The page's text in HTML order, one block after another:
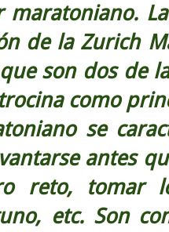
maratoniano.
de la Zurich
son dos de
como
se
antes
reto, tomar
etc. Son